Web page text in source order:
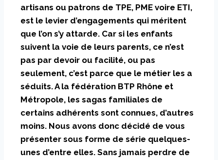
artisans ou patrons de TPE, PME voire ETI,
est le levier d’engagements qui méritent
que l’on s’y attarde. Car si les enfants
suivent la voie de leurs parents, ce n’est
pas par devoir ou facilité, ou pas
seulement, c’est parce que le métier les a
séduits. A la fédération BTP Rhône et
Métropole, les sagas familiales de
certains adhérents sont connues, d’autres
moins. Nous avons donc décidé de vous
présenter sous forme de série quelques-
unes d’entre elles. Sans jamais perdre de